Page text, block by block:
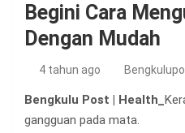
Begini Cara
Dengan Mudah
4 tahun ago
Bengkulu Post | Health_
gangguan pada mata.